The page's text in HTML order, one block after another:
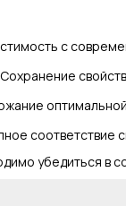
с
Сохранение
соответствие
убедиться в